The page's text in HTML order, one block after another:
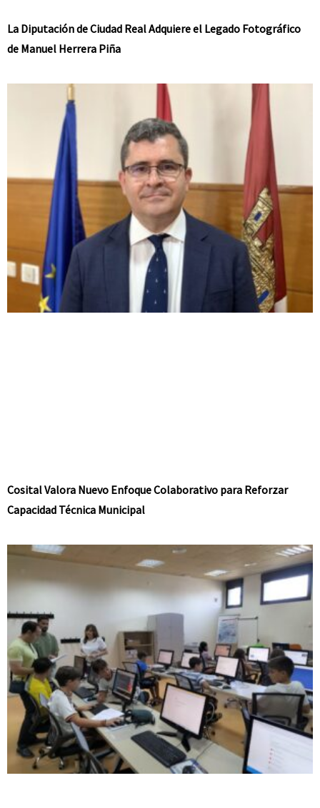
La Diputación de Ciudad Real Adquiere el Legado Fotográfico
de Manuel Herrera Piña
Cosital Valora Nuevo Enfoque Colaborativo para Reforzar
Capacidad Técnica Municipal